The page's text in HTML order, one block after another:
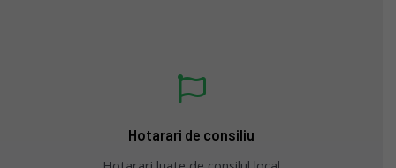
Hotarari de consiliu